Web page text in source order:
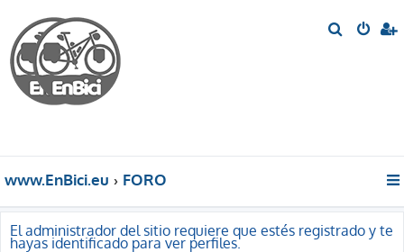
www.EnBici.eu FORO
El administrador del sitio requiere que estés registrado y te
hayas identificado para ver perfiles.